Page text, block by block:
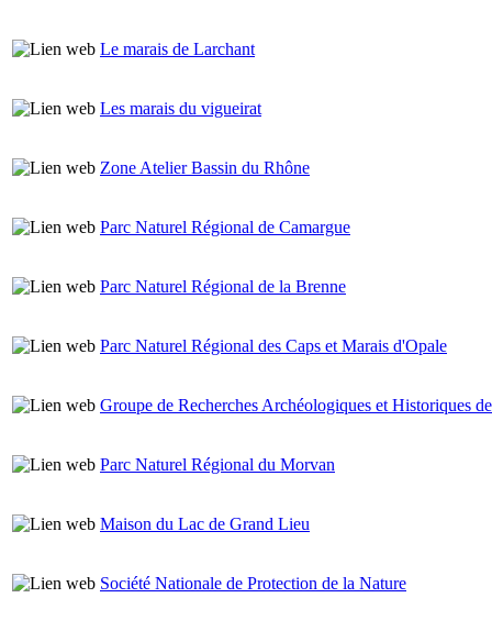
Le marais de Larchant
Les marais du vigueirat
Zone Atelier Bassin du Rhône
Parc Naturel Régional de Camargue
Parc Naturel Régional de la Brenne
Parc Naturel Régional des Caps et Marais d'Opale
Groupe de Recherches Archéologiques et Historiques
Parc Naturel Régional du Morvan
Maison du Lac de Grand Lieu
Société Nationale de Protection de la Nature